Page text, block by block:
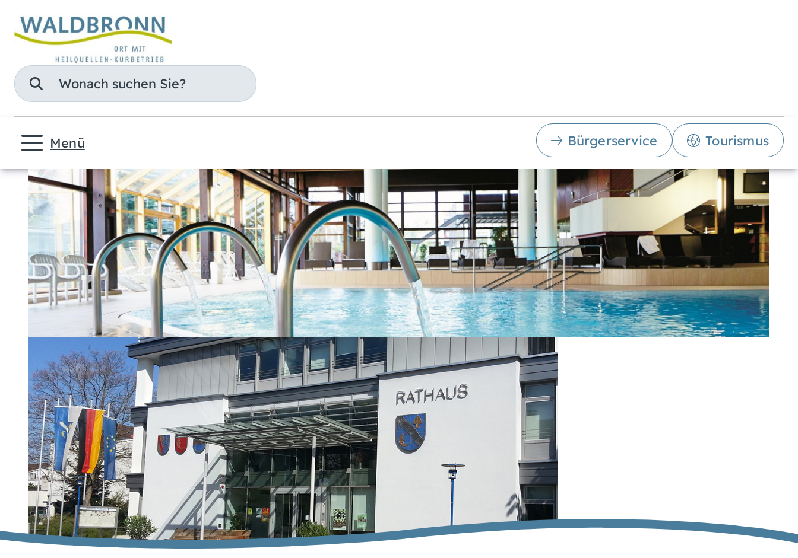
Suche
Menü Bürgerservice Tourismus